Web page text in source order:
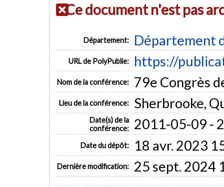
Ce document n'est pas
Département: Département
URL de PolyPublie: https://
Nom de la conférence: 79e Congrès
Lieu de la conférence: Sherbrooke,
Date(s) de la
conférence:
2011-05-09 -
Date du dépôt: 18 avr. 2023
Dernière modification: 25 sept. 2024